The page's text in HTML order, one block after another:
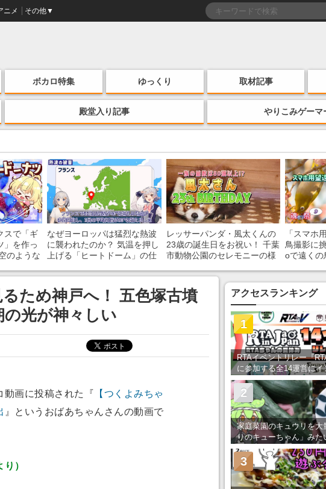
ニメ その他▼
ボカロ特集 ゆっくり 取材記事
殿堂入り記事 やりこみゲーマ
スで「ギ
」を作っ
のような
なぜヨーロッパは猛烈な熱波
に襲われたのか？ 気温を押し
上げる「ヒートドーム」の仕
レッサーパンダ・風太くんの
23歳の誕生日をお祝い！ 千葉
市動物公園のセレモニーの様
「スマホ
鳥撮影に
oで遠くの
ため神戸へ！ 五色塚古墳
光が神々しい
画に投稿された『 【つくよみちゃ
』というおばあちゃんさんの動画で
）
アクセスランキング
RTAイベントリレー『
に参加する全14運営に
た！ 「RTA in Japan」
出しを利用し8/9から1週
1
家庭菜園のキュウリを大
りのキューちゃん」みた
みた
2
3